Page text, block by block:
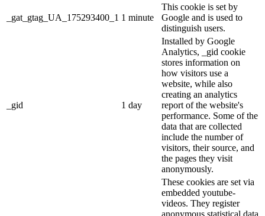
_gat_gtag_UA_175293400_1 1 minute
This cookie is set by
Google and is used to
distinguish users.
_gid 1 day
Installed by Google
Analytics, _gid cookie
stores information on
how visitors use a
website, while also
creating an analytics
report of the website's
performance. Some of the
data that are collected
include the number of
visitors, their source, and
the pages they visit
anonymously.
These cookies are set via
embedded youtube-
videos. They register
anonymous statistical data